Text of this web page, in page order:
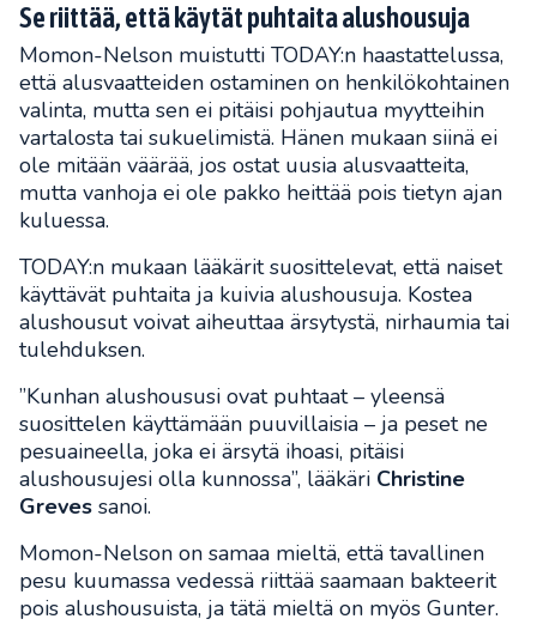
Se riittää, että käytät puhtaita alushousuja
Momon-Nelson muistutti TODAY:n haastattelussa,
että alusvaatteiden ostaminen on henkilökohtainen
valinta, mutta sen ei pitäisi pohjautua myytteihin
vartalosta tai sukuelimistä. Hänen mukaan siinä ei
ole mitään väärää, jos ostat uusia alusvaatteita,
mutta vanhoja ei ole pakko heittää pois tietyn ajan
kuluessa.
TODAY:n mukaan lääkärit suosittelevat, että naiset
käyttävät puhtaita ja kuivia alushousuja. Kostea
alushousut voivat aiheuttaa ärsytystä, nirhaumia tai
tulehduksen.
”Kunhan alushoususi ovat puhtaat – yleensä
suosittelen käyttämään puuvillaisia – ja peset ne
pesuaineella, joka ei ärsytä ihoasi, pitäisi
alushousujesi olla kunnossa”, lääkäri Christine
Greves sanoi.
Momon-Nelson on samaa mieltä, että tavallinen
pesu kuumassa vedessä riittää saamaan bakteerit
pois alushousuista, ja tätä mieltä on myös Gunter.